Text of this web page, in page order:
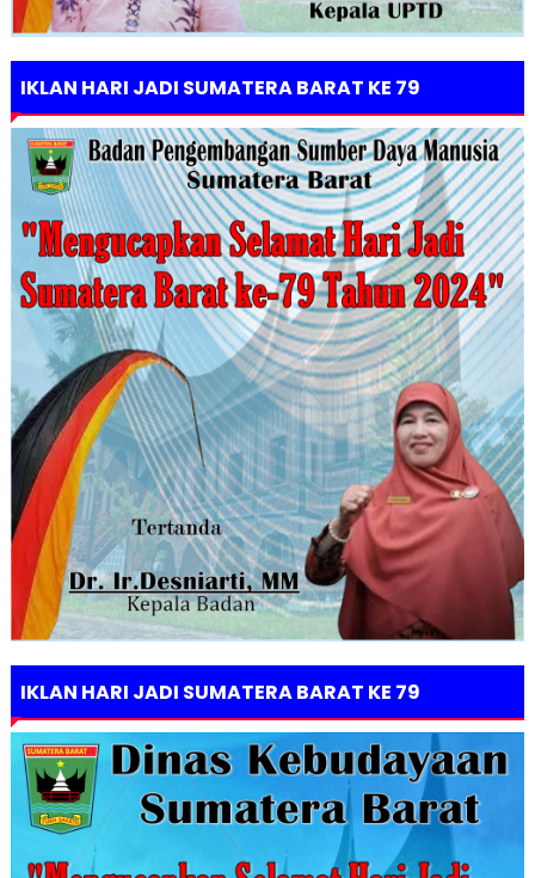
IKLAN HARI JADI SUMATERA BARAT KE 79
IKLAN HARI JADI SUMATERA BARAT KE 79